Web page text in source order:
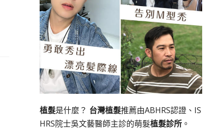
植髮是什麼？ 台灣植髮推薦由ABHRS認證、IS
HRS院士吳文藝醫師主診的萌髮植髮診所。